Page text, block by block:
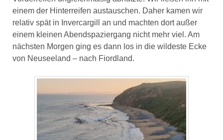
einem der Hinterreifen austauschen. Daher kamen wir
relativ spät in Invercargill an und machten dort außer
einem kleinen Abendspaziergang nicht mehr viel. Am
nächsten Morgen ging es dann los in die wildeste Ecke
von Neuseeland – nach Fiordland.